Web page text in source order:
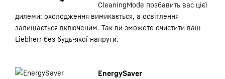
CleaningMode позбавить вас цієї
дилеми: охолодження вимикається, а освітлення
залишається включеним. Так ви зможете очистити ваш
Liebherr без будь-якої напруги.
EnergySaver